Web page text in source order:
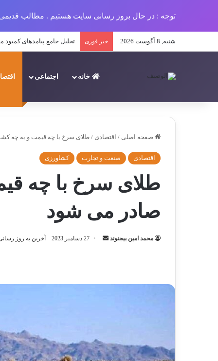
توجه : در حال بروز رسانی سایت هستیم . مطالب قدیمی
شنبه, 8 آگوست 2026 خبر فوری معرفی ۵ جوان کارآفرین ایرانی در سال ۱۴۰۳
خانه اجتماعی
صفحه اصلی / اقتصادی / طلای سرخ با چه قیمت و به چه
اقتصادی صنعت و تجارت کشاورزی
طلای سرخ با چه
صادر می شود
محمد امین بیجنوند
ارسال27 دسامبر 2023 آخرین به روز رسانی: 27 دسامبر